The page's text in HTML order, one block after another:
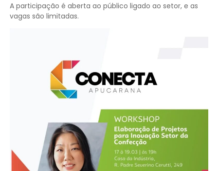
A participação é aberta ao público ligado ao setor, e as
vagas são limitadas.